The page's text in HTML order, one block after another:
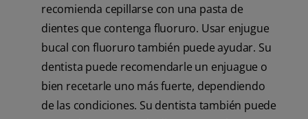
recomienda cepillarse con una pasta de
dientes que contenga fluoruro. Usar enjugue
bucal con fluoruro también puede ayudar. Su
dentista puede recomendarle un enjuague o
bien recetarle uno más fuerte, dependiendo
de las condiciones. Su dentista también puede